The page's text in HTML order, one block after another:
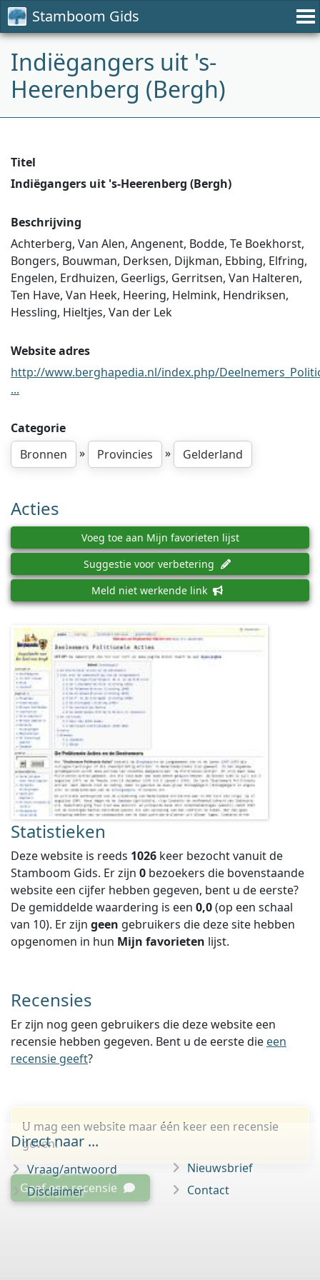
Stamboom Gids
Indiëgangers uit 's-
Heerenberg (Bergh)
Titel
Indiëgangers uit 's-Heerenberg (Bergh)
Beschrijving
Achterberg, Van Alen, Angenent, Bodde, Te Boekhorst,
Bongers, Bouwman, Derksen, Dijkman, Ebbing, Elfring,
Engelen, Erdhuizen, Geerligs, Gerritsen, Van Halteren,
Ten Have, Van Heek, Heering, Helmink, Hendriksen,
Hessling, Hieltjes, Van der Lek
Website adres
http://www.berghapedia.nl/index.php/
...
Categorie
Bronnen
» Provincies » Gelderland
Acties
Voeg toe aan Mijn favorieten lijst
Suggestie voor verbetering
Meld niet werkende link
Statistieken
Deze website is reeds 1026 keer bezocht vanuit de
Stamboom Gids. Er zijn 0 bezoekers die bovenstaande
website een cijfer hebben gegeven, bent u de eerste?
De gemiddelde waardering is een 0,0(op een schaal
van 10). Er zijn geen gebruikers die deze site hebben
opgenomen in hun Mijn favorieten lijst.
Recensies
Er zijn nog geen gebruikers die deze website een
recensie hebben gegeven. Bent u de eerste die een
recensie geeft?
U mag een website maar één keer een recensie
geven.
Geef een recensie
Direct naar ...
Vraag/antwoord
Disclaimer
Nieuwsbrief
Contact